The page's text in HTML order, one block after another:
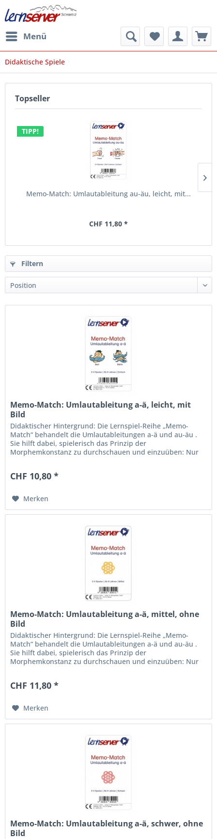
Menü
Didaktische Spiele
Topseller
TIPP!
Memo-Match: Umlautableitung au-äu, leicht, mit...
CHF 11,80 *
Filtern
Memo-Match: Umlautableitung a-ä, leicht, mit
Bild
Didaktischer Hintergrund: Die Lernspiel-Reihe „Memo-
Match“ behandelt die Umlautableitungen a-ä und au-äu .
Sie hilft dabei, spielerisch das Prinzip der
Morphemkonstanz zu durchschauen und einzuüben: Nur
CHF 10,80 *
Merken
Memo-Match: Umlautableitung a-ä, mittel, ohne
Bild
Didaktischer Hintergrund: Die Lernspiel-Reihe „Memo-
Match“ behandelt die Umlautableitungen a-ä und au-äu .
Sie hilft dabei, spielerisch das Prinzip der
Morphemkonstanz zu durchschauen und einzuüben: Nur
CHF 11,80 *
Merken
Memo-Match: Umlautableitung a-ä, schwer, ohne
Bild